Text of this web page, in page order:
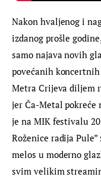
Nakon hvaljenog i
izdanog prošle
samo najava novih
povećanih
Metra Crijeva diljem
jer Ča-Metal pokreće
je na MIK festivalu
Roženice radija
melos u moderno
svim velikim